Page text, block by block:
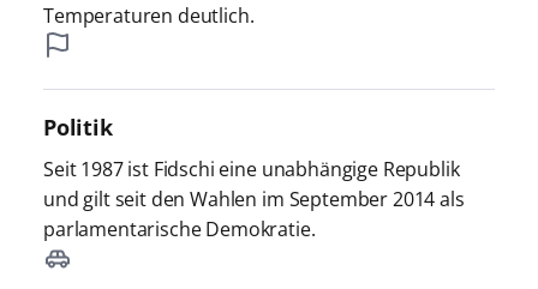
Temperaturen deutlich.
Politik
Seit 1987 ist Fidschi eine unabhängige Republik
und gilt seit den Wahlen im September 2014 als
parlamentarische Demokratie.